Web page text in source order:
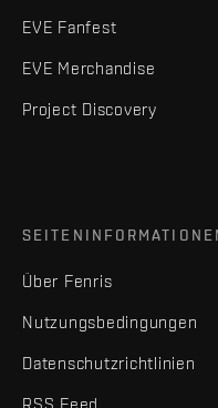
EVE Fanfest
EVE Merchandise
Project Discovery
Über Fenris
Nutzungsbedingungen
Datenschutzrichtlinien
RSS Feed